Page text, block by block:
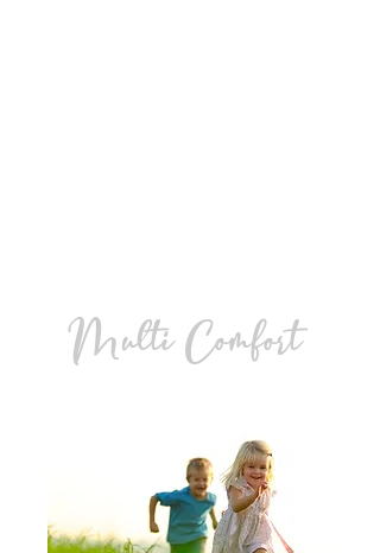
Multi Comfort